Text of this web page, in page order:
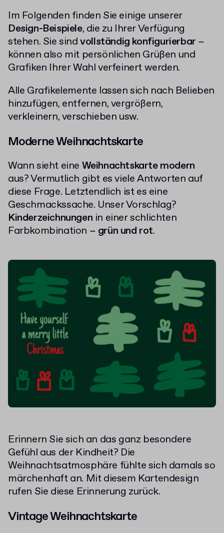
Im Folgenden finden Sie einige unserer
Design-Beispiele, die zu Ihrer Verfügung
stehen. Sie sindvollständig konfigurierbar −
können also mit persönlichen Grüßen und
Grafiken Ihrer Wahl verfeinert werden.
Alle Grafikelemente lassen sich nach Belieben
hinzufügen, entfernen, vergrößern,
verkleinern, verschieben usw.
Moderne Weihnachtskarte
Wann sieht eine Weihnachtskarte modern
aus? Vermutlich gibt es viele Antworten auf
diese Frage. Letztendlich ist es eine
Geschmackssache. Unser Vorschlag?
Kinderzeichnungen in einer schlichten
Farbkombination − grün und rot.
Erinnern Sie sich an das ganz besondere
Gefühl aus der Kindheit? Die
Weihnachtsatmosphäre fühlte sich damals so
märchenhaft an. Mit diesem Kartendesign
rufen Sie diese Erinnerung zurück.
Vintage Weihnachtskarte